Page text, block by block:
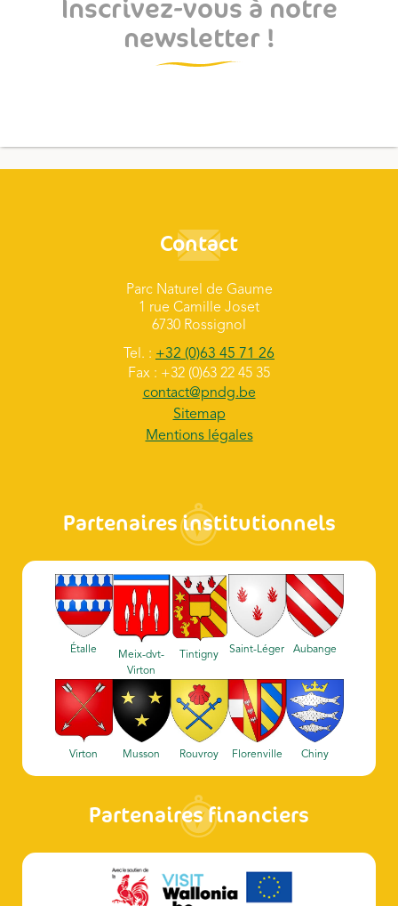
Inscrivez-vous à notre
newsletter !
Contact
Parc Naturel de Gaume
1 rue Camille Joset
6730 Rossignol
Tel. : +32 (0)63 45 71 26
Fax : +32 (0)63 22 45 35
contact@pndg.be
Sitemap
Mentions légales
Partenaires institutionnels
Étalle
Meix-dvt-
Virton
Tintigny Saint-Léger Aubange
Virton Musson Rouvroy Florenville Chiny
Partenaires financiers